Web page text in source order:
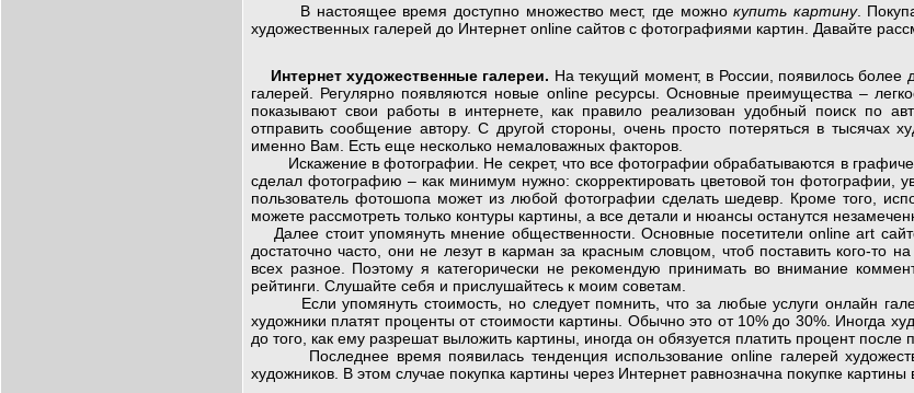
В настоящее время доступно множество мест, где можнокупить картину.
художественных галерей до Интернет online сайтов с фотографиями картин. Давайте
Интернет художественные галереи. На текущий момент, в России, появилось более
галерей. Регулярно появляются новые online ресурсы. Основные преимущества –
показывают свои работы в интернете, как правило реализован удобный поиск по
отправить сообщение автору. С другой стороны, очень просто потеряться в тысячах
именно Вам. Есть еще несколько немаловажных факторов.
Искажение в фотографии. Не секрет, что все фотографии обрабатываются в
сделал фотографию – как минимум нужно: скорректировать цветовой тон фотографии,
пользователь фотошопа может из любой фотографии сделать шедевр. Кроме того,
можете рассмотреть только контуры картины, а все детали и нюансы останутся
Далее стоит упомянуть мнение общественности. Основные посетители online art
достаточно часто, они не лезут в карман за красным словцом, чтоб поставить кого-то
всех разное. Поэтому я категорически не рекомендую принимать во внимание
рейтинги. Слушайте себя и прислушайтесь к моим советам.
Если упомянуть стоимость, но следует помнить, что за любые услуги онлайн
художники платят проценты от стоимости картины. Обычно это от 10% до 30%. Иногда
до того, как ему разрешат выложить картины, иногда он обязуется платить процент после
Последнее время появилась тенденция использование online галерей
художников. В этом случае покупка картины через Интернет равнозначна покупке